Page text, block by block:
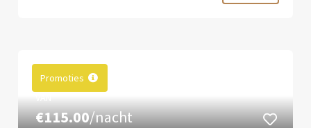
Promoties
€115.00/nacht